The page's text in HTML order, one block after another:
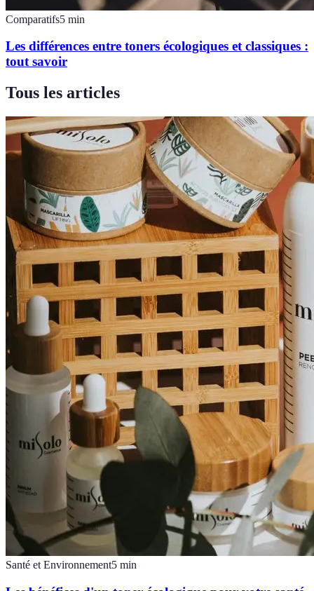
Comparatifs5 min
Les différences entre toners écologiques et classiques :
tout savoir
Tous les articles
Santé et Environnement5 min